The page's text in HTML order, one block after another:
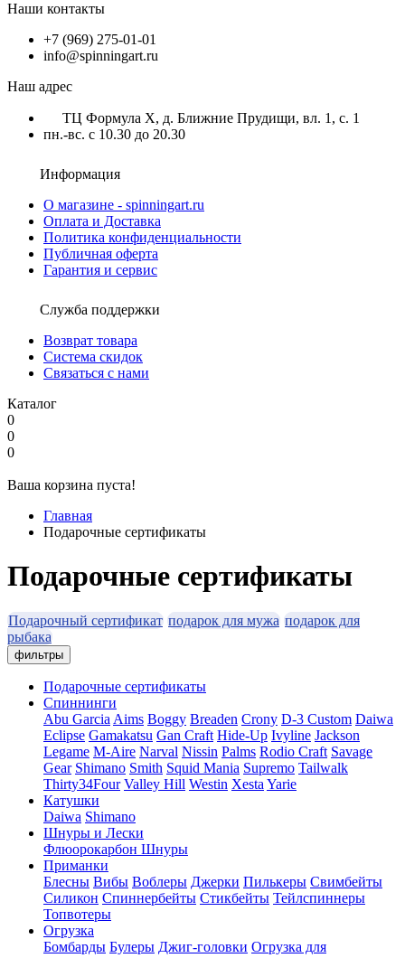
Наши контакты
+7 (969) 275-01-01
info@spinningart.ru
Наш адрес
ТЦ Формула X, д. Ближние Прудищи, вл. 1, с. 1
пн.-вс. с 10.30 до 20.30
Информация
О магазине - spinningart.ru
Оплата и Доставка
Политика конфиденциальности
Публичная оферта
Гарантия и сервис
Служба поддержки
Возврат товара
Система скидок
Связаться с нами
Каталог
0
0
0
Ваша корзина пуста!
Главная
Подарочные сертификаты
Подарочные сертификаты
Подарочный сертификат подарок для мужа подарок для
рыбака
фильтры
Подарочные сертификаты
Спиннинги
Abu Garcia Aims Boggy Breaden Crony D-3 Custom Daiwa
Eclipse Gamakatsu Gan Craft Hide-Up Ivyline Jackson
Legame M-Aire Narval Nissin Palms Rodio Craft Savage
Gear Shimano Smith Squid Mania Supremo Tailwalk
Thirty34Four Valley Hill Westin Xesta Yarie
Катушки
Daiwa Shimano
Шнуры и Лески
Флюорокарбон Шнуры
Приманки
Блесны Вибы Воблеры Джерки Пилькеры Свимбейты
Силикон Спиннербейты Стикбейты Тейлспиннеры
Топвотеры
Огрузка
Бомбарды Булеры Джиг-головки Огрузка для